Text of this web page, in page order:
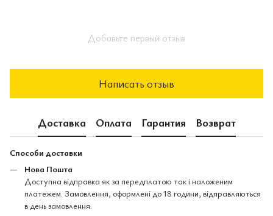
Добавьте первый отзыв
Написать отзыв
Доставка Оплата Гарантия Возврат
Способи доставки
Нова Пошта
Доступна відправка як за передплатою так і наложеним
платежем. Замовлення, оформлені до 18 години, відправляються
в день замовлення.